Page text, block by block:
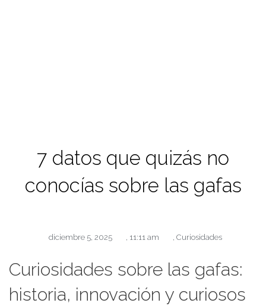
7 datos que quizás no
conocías sobre las gafas
diciembre 5, 2025 , 11:11 am , Curiosidades
Curiosidades sobre las gafas:
historia, innovación y curiosos